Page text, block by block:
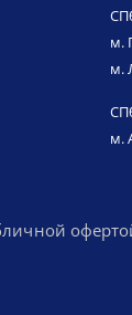
м.
м.
м.